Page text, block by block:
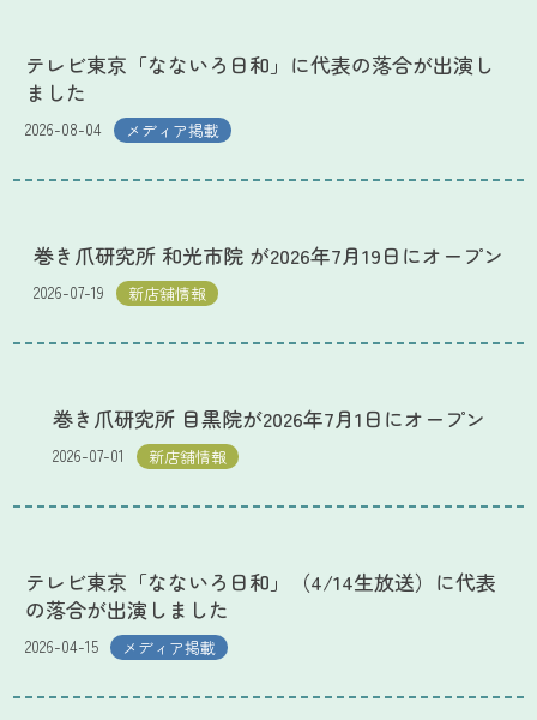
テレビ東京「なないろ日和」に代表の落合が出演し
ました
2026-08-04 メディア掲載
巻き爪研究所 和光市院 が2026年7月19日にオープン
2026-07-19 新店舗情報
巻き爪研究所 目黒院が2026年7月1日にオープン
2026-07-01 新店舗情報
テレビ東京「なないろ日和」（4/14生放送）に代表
の落合が出演しました
2026-04-15 メディア掲載